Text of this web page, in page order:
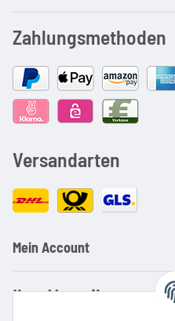
Zahlungsmethoden
Versandarten
Mein Account
Ihre Vorteile